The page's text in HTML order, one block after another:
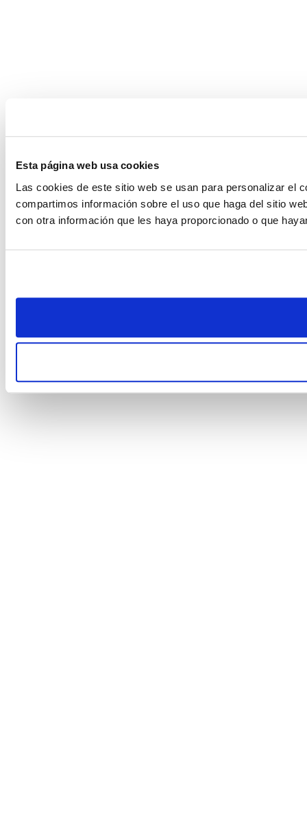
Esta página web usa cookies
Las cookies de este sitio web se usan para personalizar el
compartimos información sobre el uso que haga del sitio
con otra información que les haya proporcionado o que